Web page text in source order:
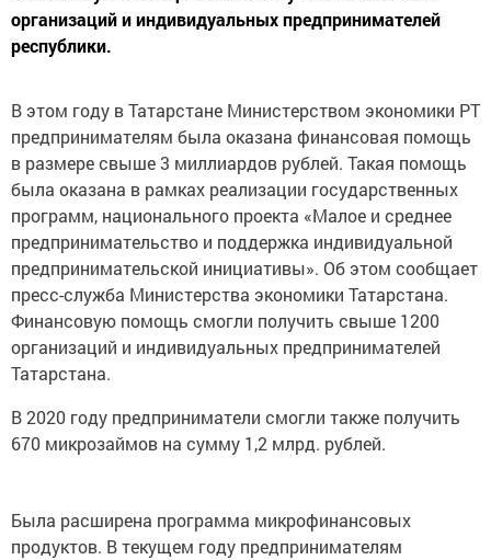
организаций и индивидуальных предпринимателей
республики.
В этом году в Татарстане Министерством экономики РТ
предпринимателям была оказана финансовая помощь
в размере свыше 3 миллиардов рублей. Такая помощь
была оказана в рамках реализации государственных
программ, национального проекта «Малое и среднее
предпринимательство и поддержка индивидуальной
предпринимательской инициативы». Об этом сообщает
пресс-служба Министерства экономики Татарстана.
Финансовую помощь смогли получить свыше 1200
организаций и индивидуальных предпринимателей
Татарстана.
В 2020 году предприниматели смогли также получить
670 микрозаймов на сумму 1,2 млрд. рублей.
Была расширена программа микрофинансовых
продуктов. В текущем году предпринимателям